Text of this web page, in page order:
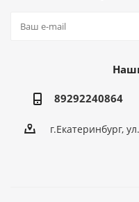
89292240864
г.Екатеринбург,